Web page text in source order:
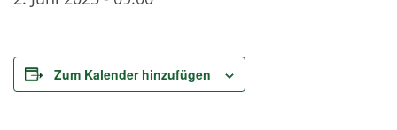
Zum Kalender hinzufügen